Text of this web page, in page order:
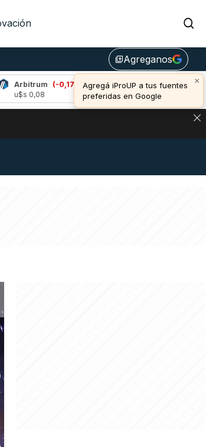
library_addAgreganos
×
Agregá iProUP a tus fuentes
preferidas en Google
(-0,17%)
Bitcoin (0,40%)
u$s 64.858,00
Y ESTA SEÑAL DEFINE LOS PRECIOS DE